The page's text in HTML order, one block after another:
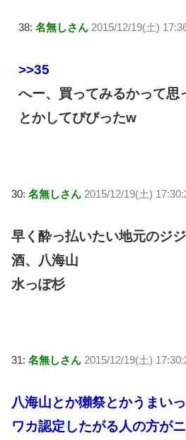
38: 名無しさん 2015/12/19(土)
>>35
へー、買ってみるかって思
とかしてびびったw
30: 名無しさん 2015/12/19(土)
早く酔っ払いたい地元のジ
酒、八海山
水っぽ杉
31: 名無しさん 2015/12/19(土)
八海山とか獺祭とかうまい
ワカ認定したがる人の方が